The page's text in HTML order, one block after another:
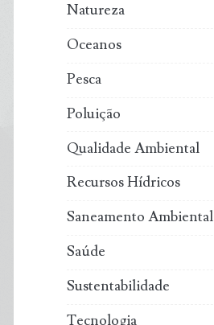
Natureza
Oceanos
Pesca
Poluição
Qualidade Ambiental
Recursos Hídricos
Saneamento Ambiental
Saúde
Sustentabilidade
Tecnologia